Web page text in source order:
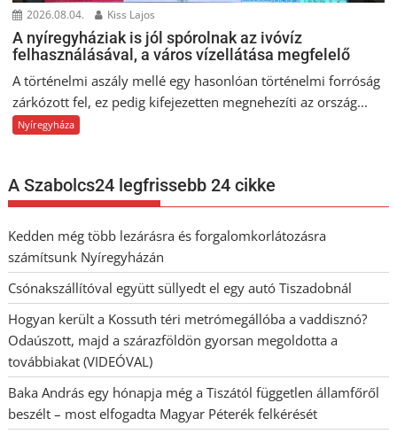
2026.08.04. Kiss Lajos
A nyíregyháziak is jól spórolnak az ivóvíz
felhasználásával, a város vízellátása megfelelő
A történelmi aszály mellé egy hasonlóan történelmi forróság
zárkózott fel, ez pedig kifejezetten megnehezíti az ország...
Nyíregyháza
A Szabolcs24 legfrissebb 24 cikke
Kedden még több lezárásra és forgalomkorlátozásra
számítsunk Nyíregyházán
Csónakszállítóval együtt süllyedt el egy autó Tiszadobnál
Hogyan került a Kossuth téri metrómegállóba a vaddisznó?
Odaúszott, majd a szárazföldön gyorsan megoldotta a
továbbiakat (VIDEÓVAL)
Baka András egy hónapja még a Tiszától független államfőről
beszélt – most elfogadta Magyar Péterék felkérését